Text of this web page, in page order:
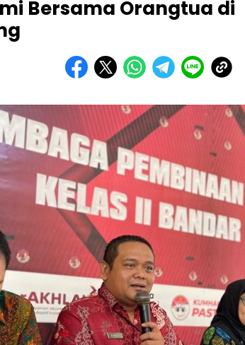
Bersama Orangtua di